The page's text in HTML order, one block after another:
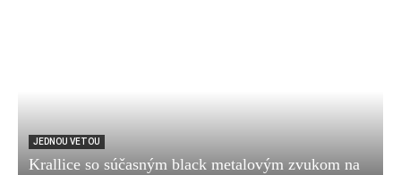
JEDNOU VETOU
Krallice so súčasným black metalovým zvukom na